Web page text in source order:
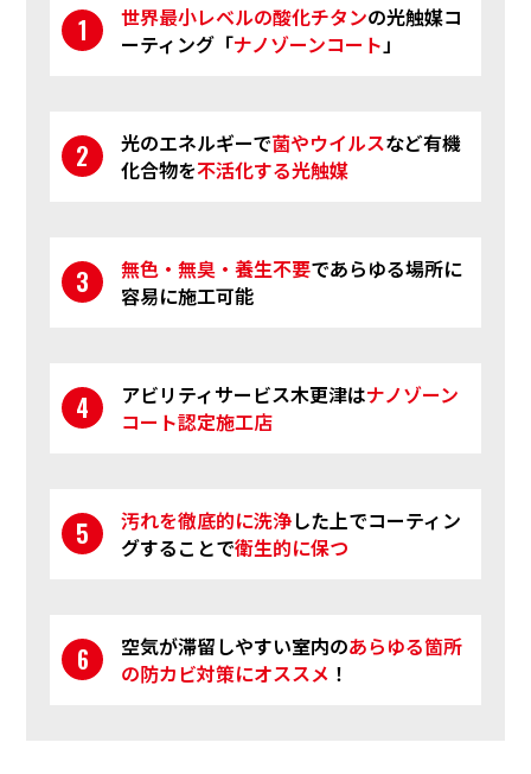
世界最小レベルの酸化チタンの光触媒コ
ーティング「ナノゾーンコート」
光のエネルギーで菌やウイルスなど有機
化合物を不活化する光触媒
無色・無臭・養生不要であらゆる場所に
容易に施工可能
アビリティサービス木更津はナノゾーン
コート認定施工店
汚れを徹底的に洗浄した上でコーティン
グすることで衛生的に保つ
空気が滞留しやすい室内のあらゆる箇所
の防カビ対策にオススメ ！